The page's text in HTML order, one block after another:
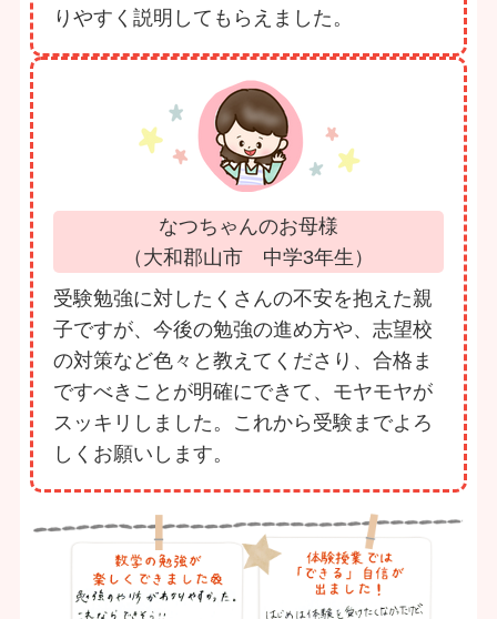
りやすく説明してもらえました。
なつちゃんのお母様
（大和郡山市 中学3年生）
受験勉強に対したくさんの不安を抱えた親
子ですが、今後の勉強の進め方や、志望校
の対策など色々と教えてくださり、合格ま
ですべきことが明確にできて、モヤモヤが
スッキリしました。これから受験までよろ
しくお願いします。